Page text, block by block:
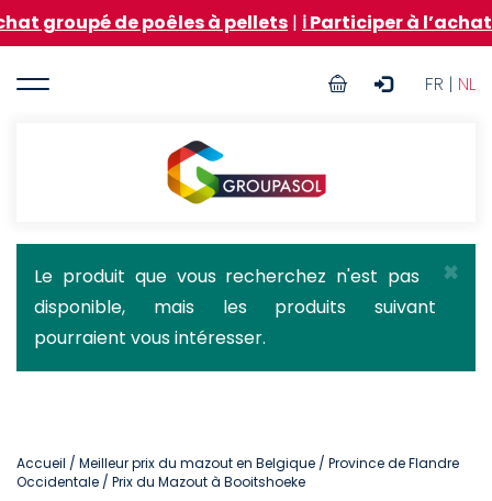
Aller
au
principal
de poêles à pellets|ℹ️ Participer à l’achat groupé
FR | NL
User
Groupasol
×
Message
d'état
Le produit que vous recherchez n'est pas
disponible, mais les produits suivant
pourraient vous intéresser.
Accueil / Meilleur prix du mazout en Belgique / Province de Flandre
Occidentale / Prix du Mazout à Booitshoeke